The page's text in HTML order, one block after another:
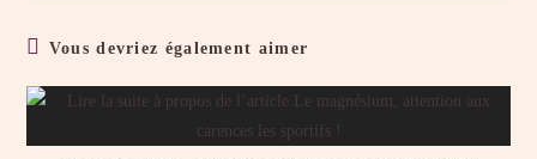
Vous devriez également aimer